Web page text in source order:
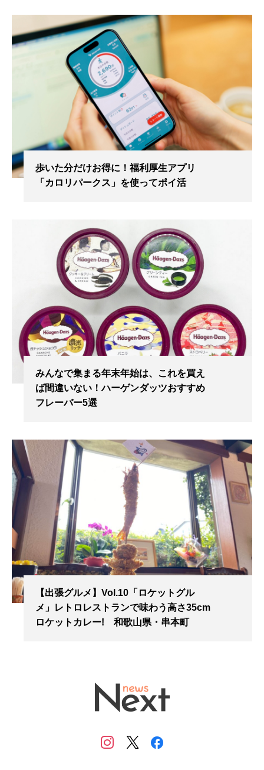
歩いた分だけお得に！福利厚生アプリ
「カロリパークス」を使ってポイ活
みんなで集まる年末年始は、これを買え
ば間違いない！ハーゲンダッツおすすめ
フレーバー5選
【出張グルメ】Vol.10「ロケットグル
メ」レトロレストランで味わう高さ35cm
ロケットカレー! 和歌山県・串本町